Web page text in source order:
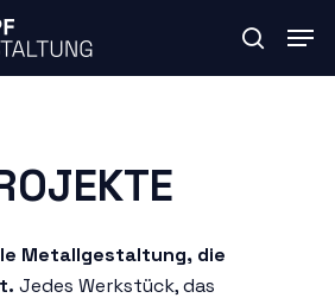
search
Metallgestaltung, die
Jedes Werkstück, das